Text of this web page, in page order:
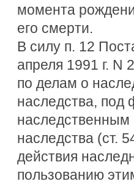
момента
его смерти.
В силу п. 12
апреля 1991 г. N
по делам о
наследства, под
наследства (ст.
действия
пользованию